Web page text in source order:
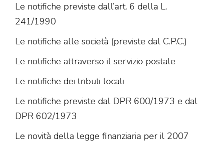
Le notifiche previste dall’art. 6 della L.
241/1990
Le notifiche alle società (previste dal C.P.C.)
Le notifiche attraverso il servizio postale
Le notifiche dei tributi locali
Le notifiche previste dal DPR 600/1973 e dal
DPR 602/1973
Le novità della legge finanziaria per il 2007